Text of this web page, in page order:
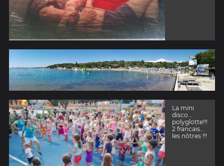
La mini
disco...
polyglotte!!!
2 francais...
les nôtres !!!